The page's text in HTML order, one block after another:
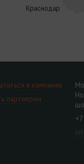
Краснодар
в компанию
партнером